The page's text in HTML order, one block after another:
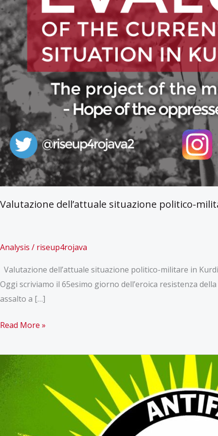
Valutazione dell’attuale situazione politico-
Analysis / riseup4rojava
Valutazione dell’attuale situazione politico-militare in
Oggi scriviamo il 65esimo giorno dell’eroica resistenza
assalto a […]
Valutazione
situazione
politico-
militare
Read More »